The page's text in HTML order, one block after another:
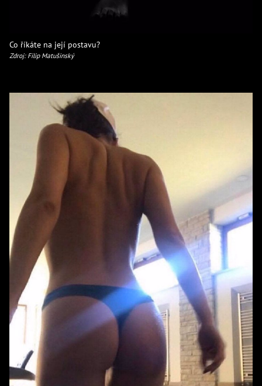
Co říkáte na její postavu?
Zdroj: Filip Matušinský